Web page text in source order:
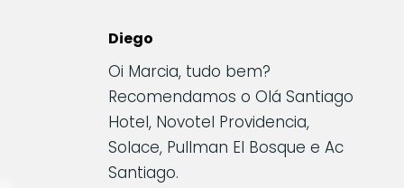
Diego
Oi Marcia, tudo bem?
Recomendamos o Olá Santiago
Hotel, Novotel Providencia,
Solace, Pullman El Bosque e Ac
Santiago.